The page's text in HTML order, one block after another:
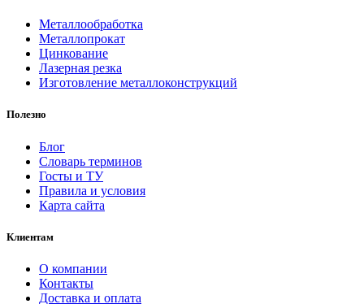
Металлообработка
Металлопрокат
Цинкование
Лазерная резка
Изготовление металлоконструкций
Полезно
Блог
Словарь терминов
Госты и ТУ
Правила и условия
Карта сайта
Клиентам
О компании
Контакты
Доставка и оплата